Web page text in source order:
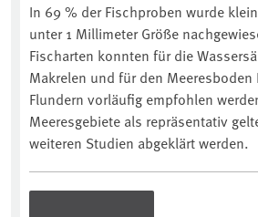
In 69 % der Fischproben wurde
unter 1 Millimeter Größe
Fischarten konnten für die
Makrelen und für den Meeresboden
Flundern vorläufig empfohlen
Meeresgebiete als repräsentativ
weiteren Studien abgeklärt werden.